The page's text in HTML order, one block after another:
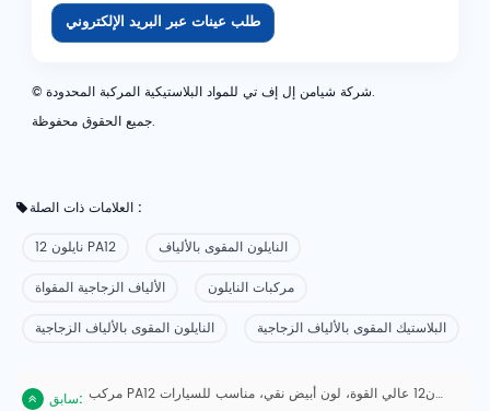
طلب عينات عبر البريد الإلكتروني
© شركة شيامن إل إف تي للمواد البلاستيكية المركبة المحدودة.
جميع الحقوق محفوظة.
العلامات ذات الصلة :
نايلون 12 PA12
النايلون المقوى بالألياف
الألياف الزجاجية المقواة
مركبات النايلون
النايلون المقوى بالألياف الزجاجية
البلاستيك المقوى بالألياف الزجاجية
سابق: مركب PA12 نايلون12 عالي القوة، لون أبيض نقي، مناسب للسيارات